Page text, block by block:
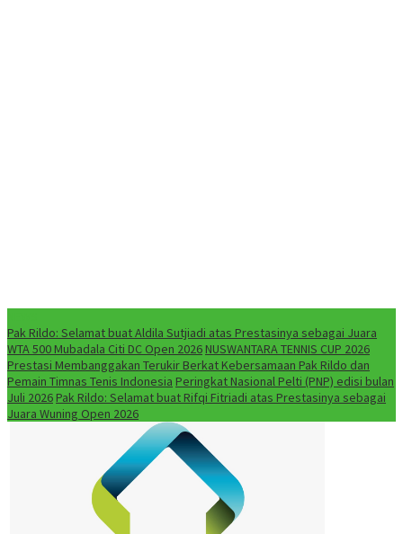
Pak Rildo: Selamat buat Aldila Sutjiadi atas Prestasinya sebagai Juara
WTA 500 Mubadala Citi DC Open 2026NUSWANTARA TENNIS CUP 2026
Prestasi Membanggakan Terukir Berkat Kebersamaan Pak Rildo dan
Pemain Timnas Tenis Indonesia Peringkat Nasional Pelti (PNP) edisi bulan
Juli 2026Pak Rildo: Selamat buat Rifqi Fitriadi atas Prestasinya sebagai
Juara Wuning Open 2026